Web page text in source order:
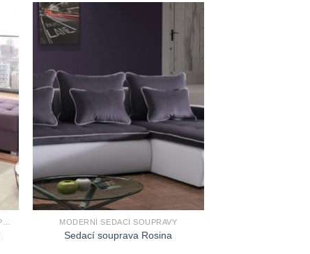
MODERNÍ SEDACÍ SOUPRAVY
Sedací souprava Rosina